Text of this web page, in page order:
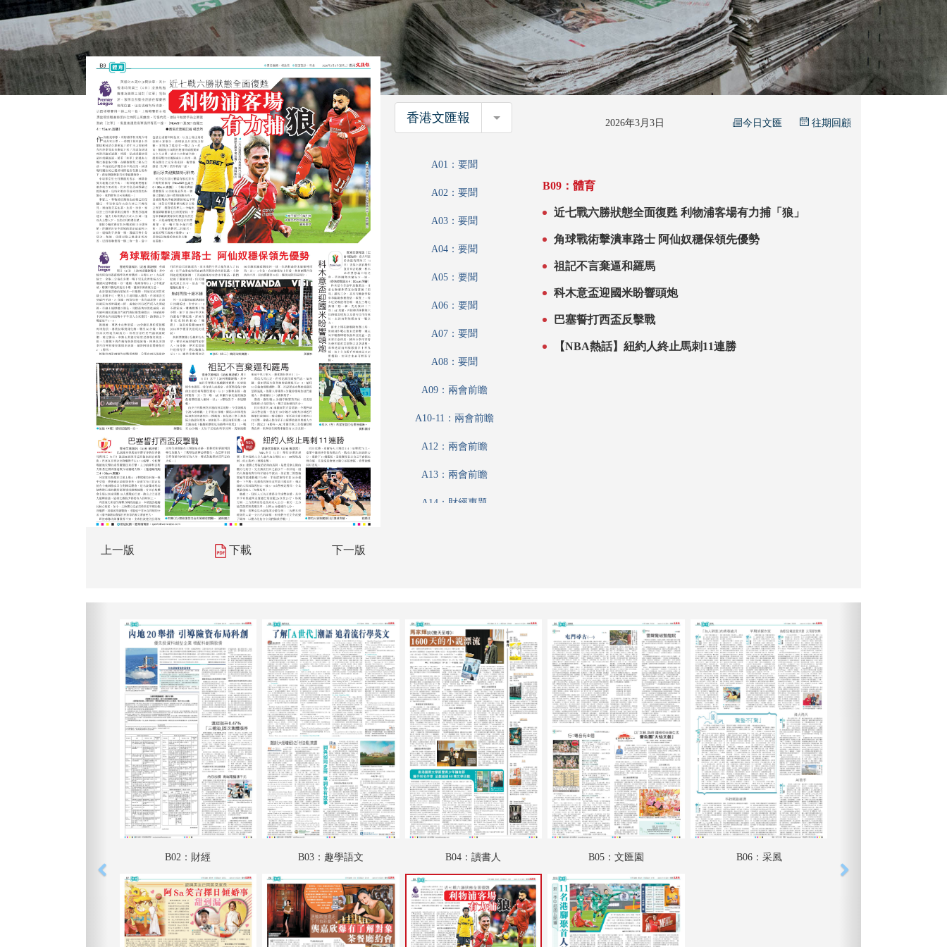
上一版 下載 下一版
香港文匯報 香港文匯報 2026年3月3日 今日文匯 往期回顧
A01：要聞
A02：要聞
A03：要聞
A04：要聞
A05：要聞
A06：要聞
A07：要聞
A08：要聞
A09：兩會前瞻
A10-11：兩會前瞻
A12：兩會前瞻
A13：兩會前瞻
A14：財經專題
A19：港聞
A20：港聞
B01：財經
B02：財經
B03：趣學語文
B04：讀書人
B05：文匯園
B06：采風
B08：娛樂
B09：體育
B09：體育
近七戰六勝狀態全面復甦 利物浦客場有力捕「狼」
角球戰術擊潰車路士 阿仙奴穩保領先優勢
祖記不言棄逼和羅馬
科木意盃迎國米盼響頭炮
巴塞誓打西盃反擊戰
【NBA熱話】紐約人終止馬刺11連勝
B02：財經 B03：趣學語文 B04：讀書人 B05：文匯園 B06：采風